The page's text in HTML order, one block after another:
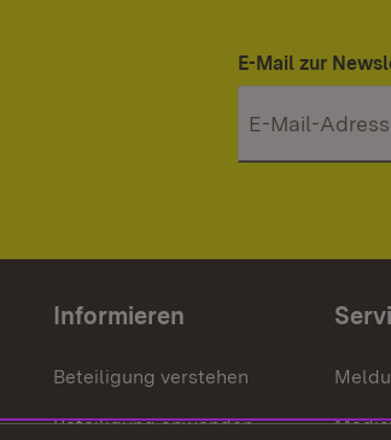
E-Mail zur
Informieren
Beteiligung verstehen
Beteiligung anwenden